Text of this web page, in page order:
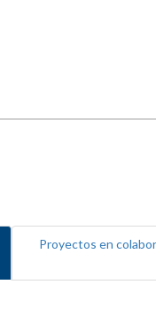
Proyectos en